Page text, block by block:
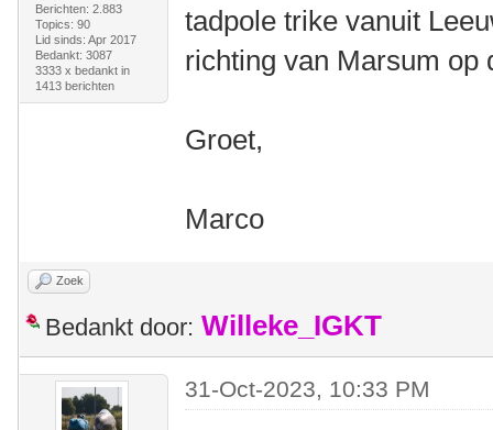
Berichten: 2.883
Topics: 90
Lid sinds: Apr 2017
Bedankt: 3087
3333 x bedankt in
1413 berichten
tadpole trike vanuit
richting van Marsum op
Groet,
Marco
Zoek
Bedankt door: Willeke_IGKT
31-Oct-2023, 10:33 PM